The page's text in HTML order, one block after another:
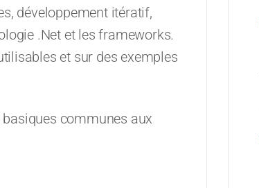
développement itératif,
.Net et les frameworks.
et sur des exemples
basiques communes aux